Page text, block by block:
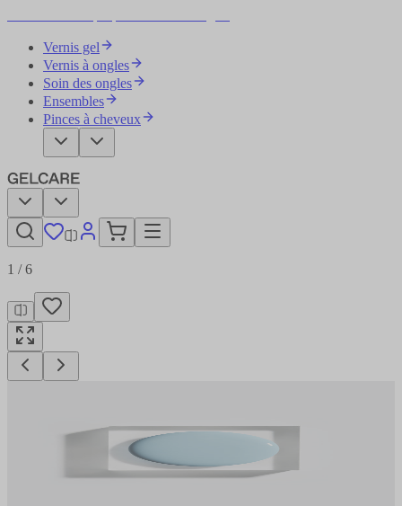
Vernis gel
Vernis à ongles
Soin des ongles
Ensembles
Pinces à cheveux
1 /6